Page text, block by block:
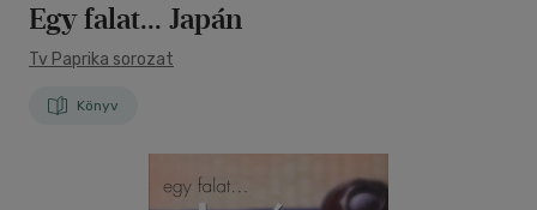
Egy falat... Japán
Tv Paprika sorozat
Könyv